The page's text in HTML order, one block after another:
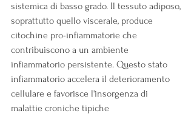
sistemica di basso grado. Il tessuto adiposo,
soprattutto quello viscerale, produce
citochine pro-infiammatorie che
contribuiscono a un ambiente
infiammatorio persistente. Questo stato
infiammatorio accelera il deterioramento
cellulare e favorisce l'insorgenza di
malattie croniche tipiche